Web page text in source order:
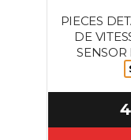
PIECES
DE
SENSOR